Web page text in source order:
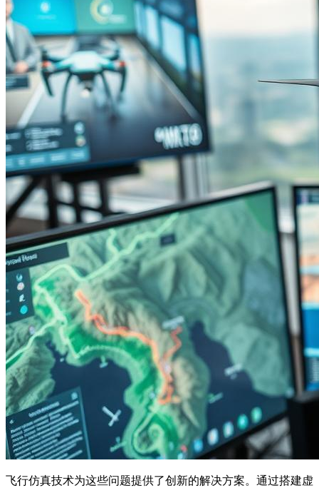
飞行仿真技术为这些问题提供了创新的解决方案。通过搭建虚